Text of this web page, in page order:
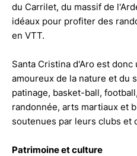
du Carrilet, du massif de
idéaux pour profiter des
en VTT.
Santa Cristina d'Aro est
amoureux de la nature et du
patinage, basket-ball,
randonnée, arts martiaux et
soutenues par leurs clubs et
Patrimoine et culture